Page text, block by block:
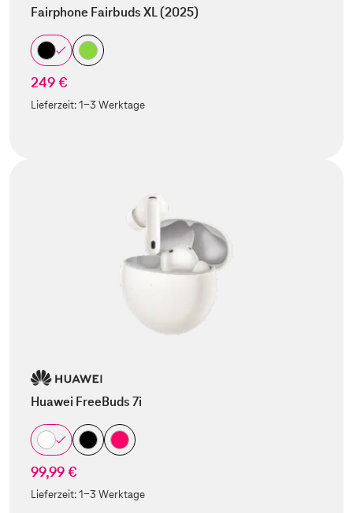
Fairphone Fairbuds XL (2025)
249 €
Lieferzeit:1-3 Werktage
Huawei FreeBuds 7i
99,99 €
Lieferzeit:1-3 Werktage